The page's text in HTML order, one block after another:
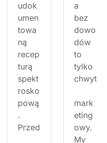
udok
umen
towa
ną
recep
turą
spekt
rosko
pową
.
Przed
a
bez
dowo
dów
to
tylko
chwyt
mark
eting
owy.
My